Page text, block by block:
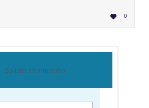
 LOVE
IT0
Solicita información